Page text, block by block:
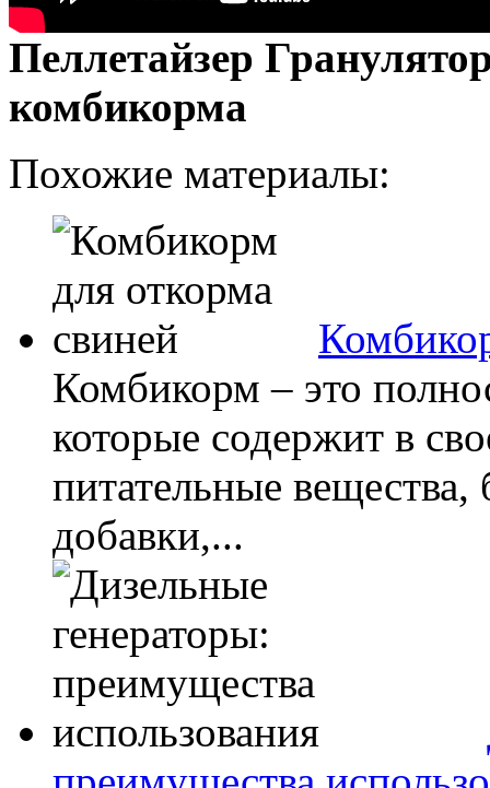
Пеллетайзер
комбикорма
Похожие материалы:
Комбикорм – это
которые содержит в
питательные
добавки,...